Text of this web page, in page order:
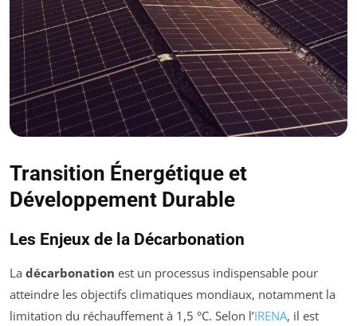
Transition Énergétique et
Développement Durable
Les Enjeux de la Décarbonation
La décarbonation est un processus indispensable pour
atteindre les objectifs climatiques mondiaux, notamment la
limitation du réchauffement à 1,5 °C. Selon l’IRENA, il est